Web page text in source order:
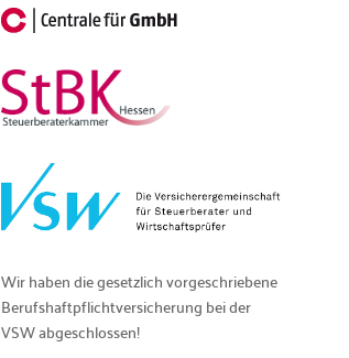
Wir haben die gesetzlich vorgeschriebene
Berufshaftpflichtversicherung bei der
VSW abgeschlossen!